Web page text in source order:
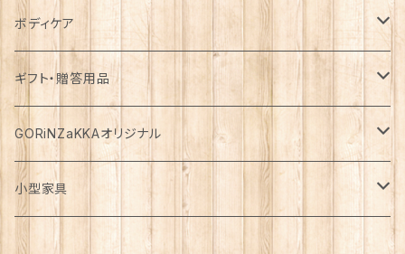
エコバッグ
花瓶
鏡
お風呂・ランドリー
タオル
アクセサリー
マフラー・ストール
ブランケット
バッグ
カゴバッグ
食器
お箸
カトラリー
ストロー
ポット・急須
ガーデン雑貨
ジョウロ
鉢
はさみ
支柱
ステーショナリー
紙類
ノート
カード
ミニチュア
アウトドア
手芸用品
ダウン
ジャケット
パーカー・ウィンドブレーカー
カーディガン
ベスト
長袖
半袖
五分丈、七分丈
ニット
タンクトップ
ボトムス
スカート
キュロット
ワイドパンツ
パンツ
ワンピース・チュニック
ルームウェア・パジャマ
アンダーウェア
レッグウェア
下着
食器・カトラリー
バッテリー
ブランケット・寝具
食料
パックご飯
お餅
麺類
穀物
飲料
水・炭酸水
ジュース
コーヒー
ペーパー類
トイレットペーパー
ティッシュペーパー
ライト
ろうそく
ドライフード
犬用
猫用
メダカ
ウェットフード
無添加・手作り（犬用）
猫用
缶詰
犬用
猫用
レトルト食品
犬用
おやつ
ボディケア
基礎化粧品
化粧水
乳液
医薬部外品
メイク用品
ボディーソープ
ヘアケア
ギフト・贈答用品
食品・飲料
食器類
タオル
GORiNZaKKAオリジナル
アパレル
Tシャツ
アクセサリー
小型家具
スツール